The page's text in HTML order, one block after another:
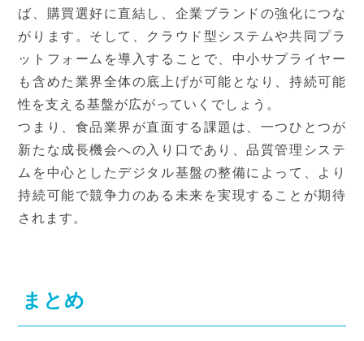
ば、購買選好に直結し、企業ブランドの強化につな
がります。そして、クラウド型システムや共同プラ
ットフォームを導入することで、中小サプライヤー
も含めた業界全体の底上げが可能となり、持続可能
性を支える基盤が広がっていくでしょう。
つまり、食品業界が直面する課題は、一つひとつが
新たな成長機会への入り口であり、品質管理システ
ムを中心としたデジタル基盤の整備によって、より
持続可能で競争力のある未来を実現することが期待
されます。
まとめ